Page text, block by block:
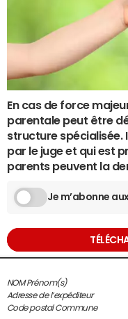
En cas de force
parentale peut être
structure spécialisée.
par le juge et qui est
parents peuvent la
Je m’abonne
NOM Prénom(s)
Adresse de l’expéditeur
Code postal Commune